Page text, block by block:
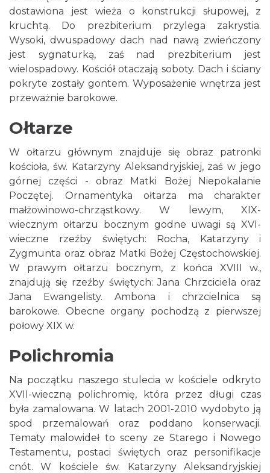
dostawiona jest wieża o konstrukcji słupowej, z
kruchtą. Do prezbiterium przylega zakrystia.
Wysoki, dwuspadowy dach nad nawą zwieńczony
jest sygnaturką, zaś nad prezbiterium jest
wielospadowy. Kościół otaczają soboty. Dach i ściany
pokryte zostały gontem. Wyposażenie wnętrza jest
przeważnie barokowe.
Ołtarze
W ołtarzu głównym znajduje się obraz patronki
kościoła, św. Katarzyny Aleksandryjskiej, zaś w jego
górnej części - obraz Matki Bożej Niepokalanie
Poczętej. Ornamentyka ołtarza ma charakter
małżowinowo-chrząstkowy. W lewym, XIX-
wiecznym ołtarzu bocznym godne uwagi są XVI-
wieczne rzeźby świętych: Rocha, Katarzyny i
Zygmunta oraz obraz Matki Bożej Częstochowskiej.
W prawym ołtarzu bocznym, z końca XVIII w.,
znajdują się rzeźby świętych: Jana Chrzciciela oraz
Jana Ewangelisty. Ambona i chrzcielnica są
barokowe. Obecne organy pochodzą z pierwszej
połowy XIX w.
Polichromia
Na początku naszego stulecia w kościele odkryto
XVII-wieczną polichromię, która przez długi czas
była zamalowana. W latach 2001-2010 wydobyto ją
spod przemalowań oraz poddano konserwacji.
Tematy malowideł to sceny ze Starego i Nowego
Testamentu, postaci świętych oraz personifikacje
cnót. W kościele św. Katarzyny Aleksandryjskiej